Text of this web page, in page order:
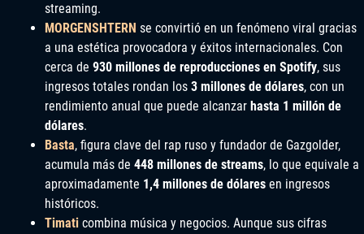
streaming.
MORGENSHTERN se convirtió en un fenómeno viral gracias
a una estética provocadora y éxitos internacionales. Con
cerca de 930 millones de reproducciones en Spotify, sus
ingresos totales rondan los 3 millones de dólares, con un
rendimiento anual que puede alcanzar hasta 1 millón de
dólares.
Basta, figura clave del rap ruso y fundador de Gazgolder,
acumula más de 448 millones de streams, lo que equivale a
aproximadamente 1,4 millones de dólares en ingresos
históricos.
Timati combina música y negocios. Aunque sus cifras